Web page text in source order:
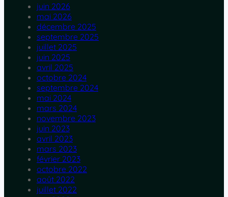
juin 2026
mai 2026
décembre 2025
septembre 2025
juillet 2025
juin 2025
avril 2025
octobre 2024
septembre 2024
mai 2024
mars 2024
novembre 2023
juin 2023
avril 2023
mars 2023
février 2023
octobre 2022
août 2022
juillet 2022